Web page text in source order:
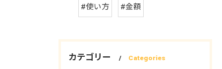
#使い方 #金額
カテゴリー Categories